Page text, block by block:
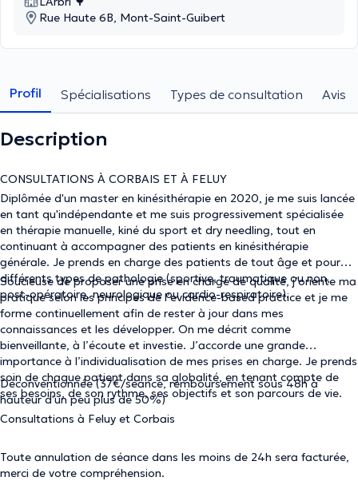
Rue Haute 6B, Mont-Saint-Guibert
Profil Spécialisations Types de consultation Avis
Description
CONSULTATIONS À CORBAIS ET À FELUY
Diplômée d'un master en kinésithérapie en 2020, je me suis lancée
en tant qu'indépendante et me suis progressivement spécialisée
en thérapie manuelle, kiné du sport et dry needling, tout en
continuant à accompagner des patients en kinésithérapie
générale. Je prends en charge des patients de tout âge et pour
différents types de pathologie (sportive, traumatique ou non,
post-opératoire, neurologique ou cardio-respiratoire).
Soucieuse de proposer une prise en charge de qualité, j’oriente ma
pratique selon les principes de l’evidence-based practice et je me
forme continuellement afin de rester à jour dans mes
connaissances et les développer. On me décrit comme
bienveillante, à l’écoute et investie. J’accorde une grande
importance à l’individualisation de mes prises en charge. Je prends
soin de chaque patient dans sa globalité, en tenant compte de
ses besoins, de son rythme, ses objectifs et son parcours de vie.
Déconventionnée (37€/séance, remboursement sous 48h à
hauteur d'un peu plus de 50%)
Consultations à Feluy et Corbais
Toute annulation de séance dans les moins de 24h sera facturée,
merci de votre compréhension.